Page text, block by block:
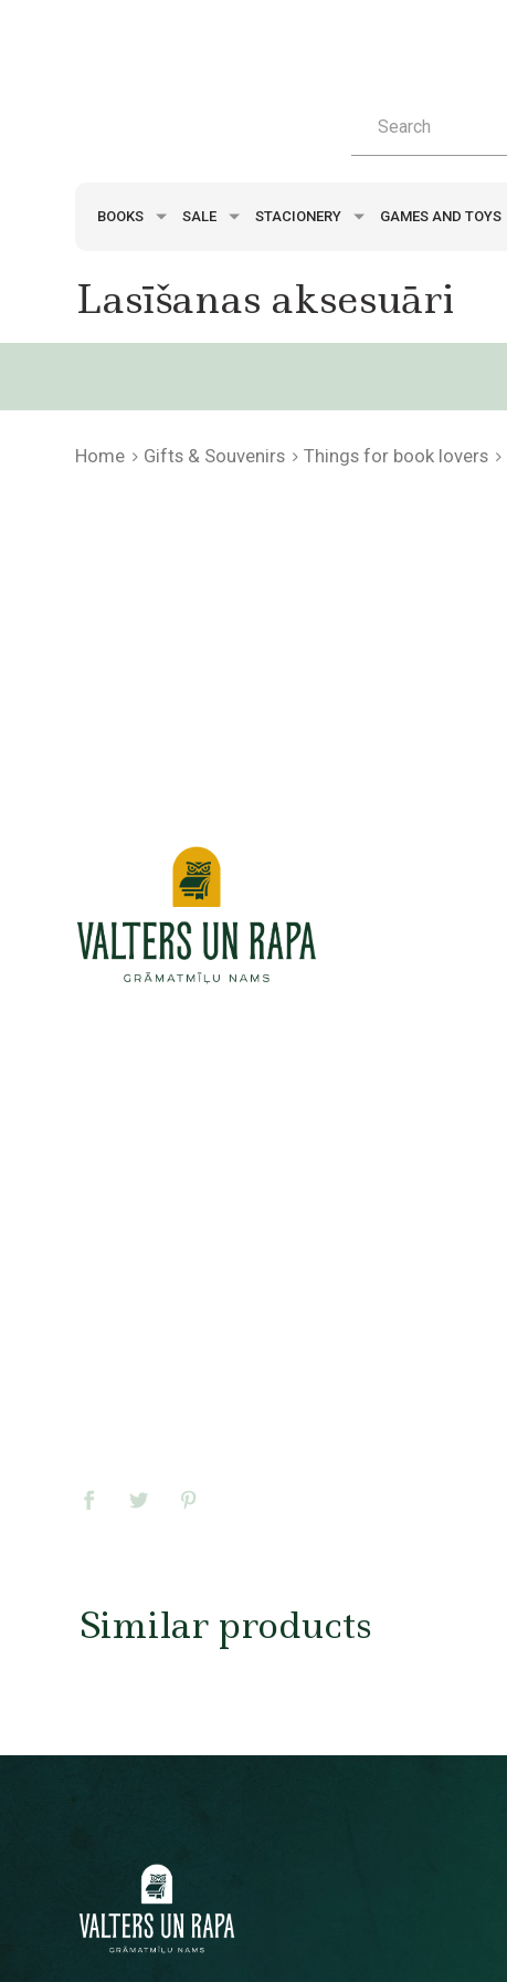
BOOKS SALE STACIONERY GAMES AND TOYS
Lasīšanas aksesuāri
Home Gifts & Souvenirs Things for book lovers
Similar products